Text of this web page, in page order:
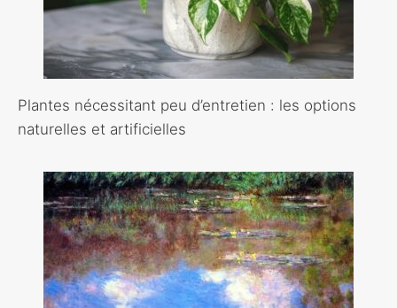
Plantes nécessitant peu d’entretien : les options
naturelles et artificielles